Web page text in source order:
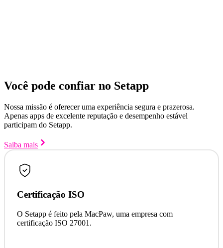
Você pode confiar no Setapp
Nossa missão é oferecer uma experiência segura e prazerosa.
Apenas apps de excelente reputação e desempenho estável
participam do Setapp.
Saiba mais
Certificação ISO
O Setapp é feito pela MacPaw, uma empresa com
certificação ISO 27001.